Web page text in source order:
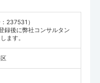
237531）
録後に弊社コンサルタン
ます。